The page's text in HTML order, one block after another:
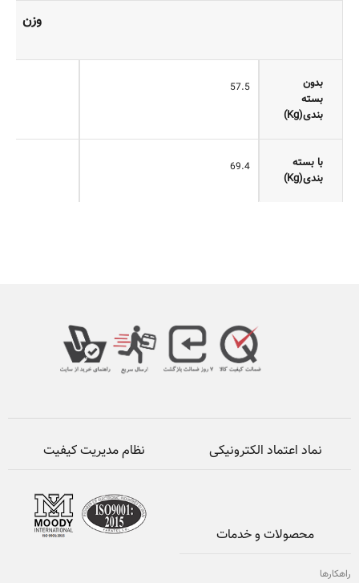
وزن
بدون
بسته
بندی(Kg)
57.5
با بسته
بندی(Kg)
69.4
نظام مدیریت کیفیت نماد اعتماد الکترونیکی
محصولات و خدمات
راهکارها